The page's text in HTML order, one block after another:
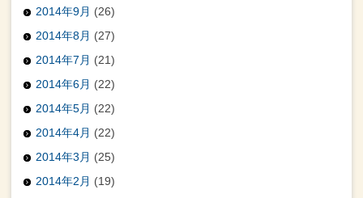
2014年9月 (26)
2014年8月 (27)
2014年7月 (21)
2014年6月 (22)
2014年5月 (22)
2014年4月 (22)
2014年3月 (25)
2014年2月 (19)